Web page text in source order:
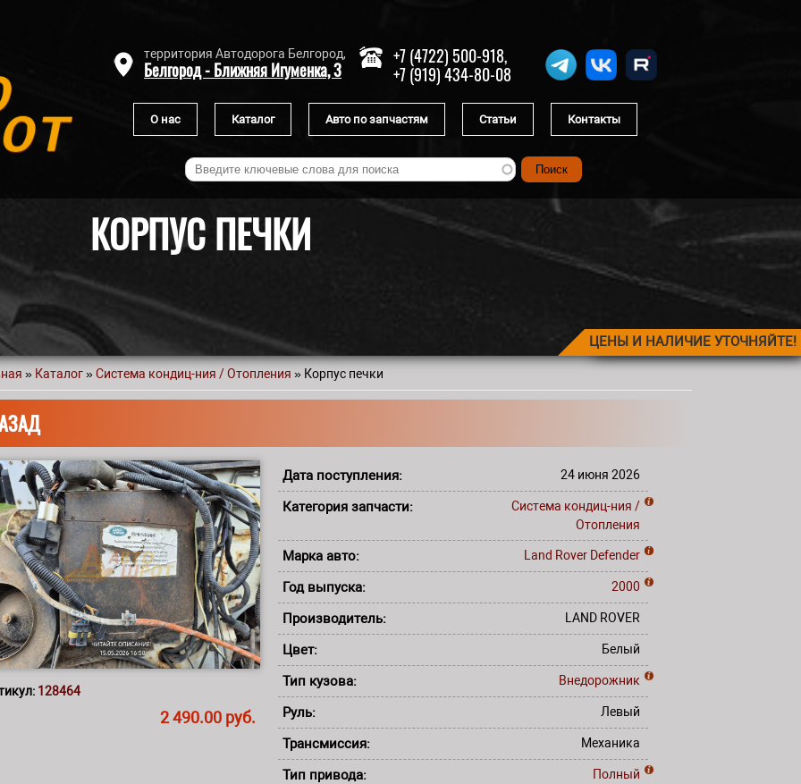
территория Автодорога Белгород,
Белгород - Ближняя Игуменка, 3
+7 (4722) 500-918,
+7 (919) 434-80-08
О нас Каталог Авто по запчастям Статьи Контакты
КОРПУС ПЕЧКИ
ЦЕНЫ И НАЛИЧИЕ УТОЧНЯЙТЕ!
» Каталог»Система кондиц-ния / Отопления » Корпус печки
128464
2 490.00 руб.
Дата поступления: 24 июня 2026
Категория запчасти:
Система кондиц-ния /
Отопления
Марка авто: Land Rover Defender
Год выпуска: 2000
Производитель: LAND ROVER
Цвет: Белый
Тип кузова: Внедорожник
Руль: Левый
Трансмиссия: Механика
Тип привода: Полный